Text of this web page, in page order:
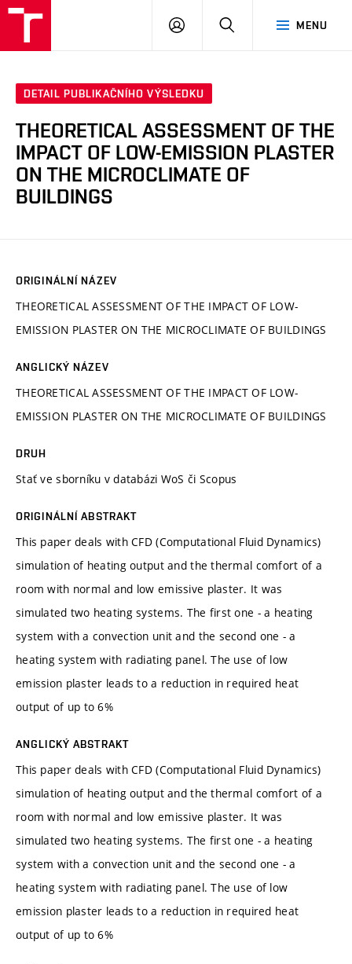
MENU
PŘIHLÁSIT
DETAIL PUBLIKAČNÍHO VÝSLEDKU
THEORETICAL ASSESSMENT OF THE
IMPACT OF LOW-EMISSION PLASTER
ON THE MICROCLIMATE OF
BUILDINGS
ORIGINÁLNÍ NÁZEV
THEORETICAL ASSESSMENT OF THE IMPACT OF LOW-
EMISSION PLASTER ON THE MICROCLIMATE OF BUILDINGS
ANGLICKÝ NÁZEV
THEORETICAL ASSESSMENT OF THE IMPACT OF LOW-
EMISSION PLASTER ON THE MICROCLIMATE OF BUILDINGS
DRUH
Stať ve sborníku v databázi WoS či Scopus
ORIGINÁLNÍ ABSTRAKT
This paper deals with CFD (Computational Fluid Dynamics)
simulation of heating output and the thermal comfort of a
room with normal and low emissive plaster. It was
simulated two heating systems. The first one - a heating
system with a convection unit and the second one - a
heating system with radiating panel. The use of low
emission plaster leads to a reduction in required heat
output of up to 6%
ANGLICKÝ ABSTRAKT
This paper deals with CFD (Computational Fluid Dynamics)
simulation of heating output and the thermal comfort of a
room with normal and low emissive plaster. It was
simulated two heating systems. The first one - a heating
system with a convection unit and the second one - a
heating system with radiating panel. The use of low
emission plaster leads to a reduction in required heat
output of up to 6%